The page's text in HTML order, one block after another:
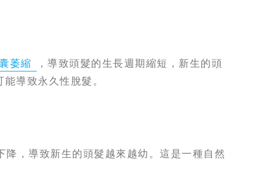
萎縮
，導致頭髮的生長週期縮短，新生的頭
導致永久性脫髮。
，導致新生的頭髮越來越幼。這是一種自然